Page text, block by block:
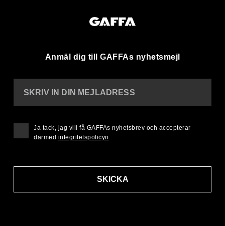
Anmäl dig till GAFFAs nyhetsmejl
SKRIV IN DIN MEJLADRESS
SKICKA
Ja tack, jag vill få GAFFAs nyhetsbrev och accepterar
därmed integritetspolicyn